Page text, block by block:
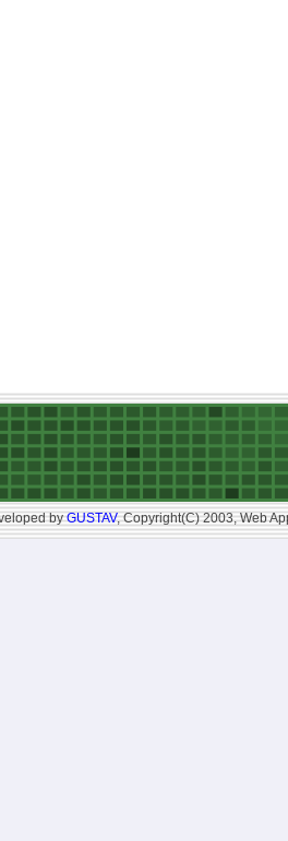
byGUSTAV, Copyright(C) 2003, Web